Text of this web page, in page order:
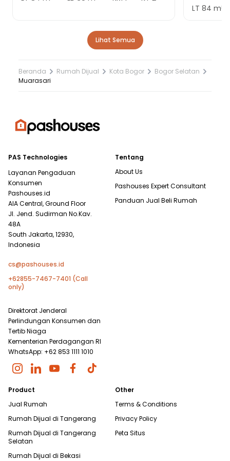
LT 84 m²
Lihat Semua
Beranda Rumah Dijual Kota Bogor
Bogor Selatan
Muarasari
PAS Technologies
Layanan Pengaduan
Konsumen
Pashouses.id
AIA Central, Ground Floor
Jl. Jend. Sudirman No.Kav.
48A
South Jakarta, 12930,
Indonesia
cs@pashouses.id
+62855-7467-7401 (Call
only)
Direktorat Jenderal
Perlindungan Konsumen dan
Tertib Niaga
Kementerian Perdagangan RI
WhatsApp: +62 853 1111 1010
Tentang
About Us
Pashouses Expert Consultant
Panduan Jual Beli Rumah
Product
Jual Rumah
Rumah Dijual di Tangerang
Rumah Dijual di Tangerang
Selatan
Rumah Dijual di Bekasi
Other
Terms & Conditions
Privacy Policy
Peta Situs